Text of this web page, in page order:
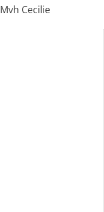
Mvh Cecilie